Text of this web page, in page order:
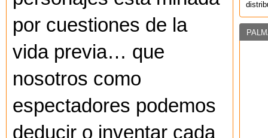
por cuestiones de la
vida previa… que
nosotros como
espectadores podemos
deducir o inventar cada